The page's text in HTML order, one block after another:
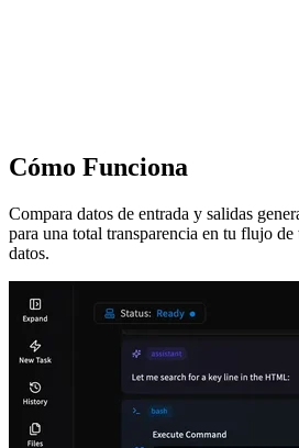
Cómo Funciona
Compara datos de entrada y salidas
para una total transparencia en tu flujo de
datos.